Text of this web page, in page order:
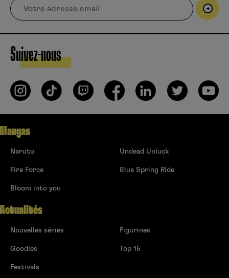
Suivez-nous
Mangas
Naruto
Fire Force
Bloom into you
Undead Unluck
Blue Spring Ride
Actualités
Nouvelles séries
Goodies
Festivals
Figurines
Top 15